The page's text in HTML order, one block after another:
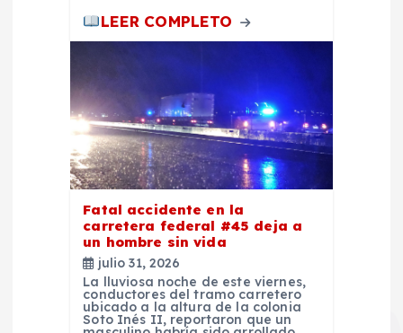
LEER COMPLETO
Fatal accidente en la
carretera federal #45 deja a
un hombre sin vida
julio 31, 2026
La lluviosa noche de este viernes,
conductores del tramo carretero
ubicado a la altura de la colonia
Soto Inés II, reportaron que un